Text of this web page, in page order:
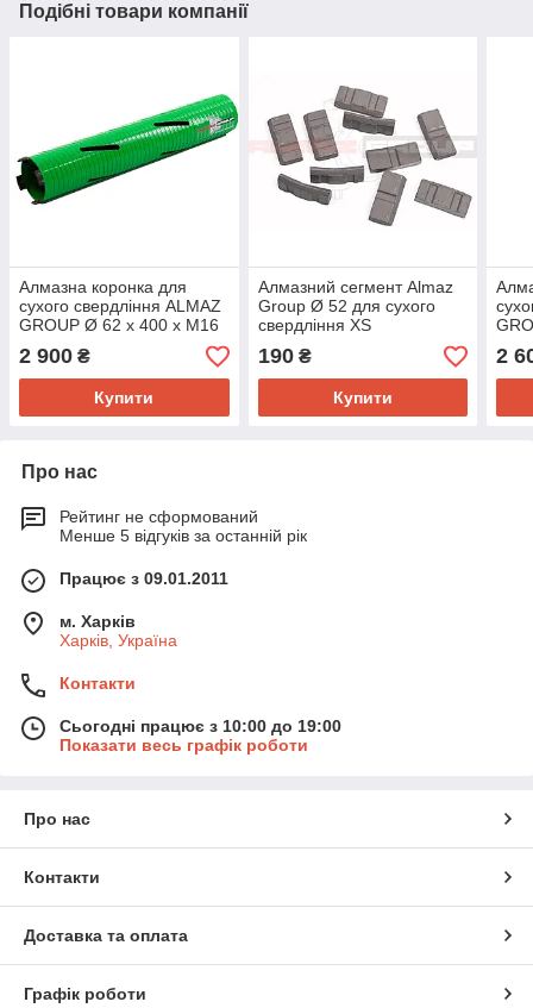
Подібні товари компанії
Алмазна коронка для
сухого свердління ALMAZ
GROUP Ø 62 х 400 х М16
2 900 ₴
Купити
Алмазний сегмент Almaz
Group Ø 52 для сухого
свердління XS
190₴
Купити
2
Про нас
Рейтинг не сформований
Менше 5 відгуків за останній рік
Працює з 09.01.2011
м. Харків
Харків, Україна
Контакти
Сьогодні працює з 10:00 до 19:00
Показати весь графік роботи
Про нас
Контакти
Доставка та оплата
Графік роботи